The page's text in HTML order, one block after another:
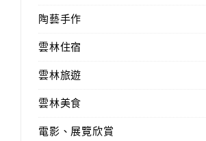
陶藝手作
雲林住宿
雲林旅遊
雲林美食
電影、展覽欣賞